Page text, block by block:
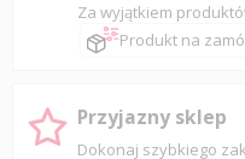
Za wyjątkiem
Produkt na
Przyjazny sklep
Dokonaj szybkiego